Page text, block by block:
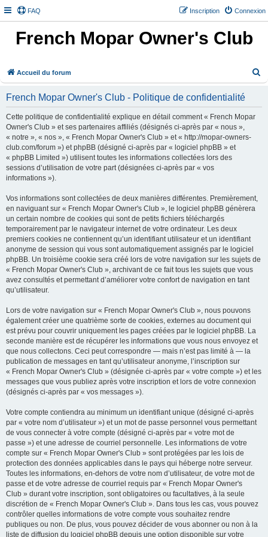
FAQ Connexion
Inscription
French Mopar Owner's Club
Accueil du forum
French Mopar Owner's Club - Politique de confidentialité
Cette politique de confidentialité explique en détail comment « French Mopar
Owner's Club » et ses partenaires affiliés (désignés ci-après par « nous »,
« notre », « nos », « French Mopar Owner's Club » et « http://mopar-owners-
club.com/forum ») et phpBB (désigné ci-après par « logiciel phpBB » et
« phpBB Limited ») utilisent toutes les informations collectées lors des
sessions d’utilisation de votre part (désignées ci-après par « vos
informations »).
Vos informations sont collectées de deux manières différentes. Premièrement,
en naviguant sur « French Mopar Owner's Club », le logiciel phpBB génèrera
un certain nombre de cookies qui sont de petits fichiers téléchargés
temporairement par le navigateur internet de votre ordinateur. Les deux
premiers cookies ne contiennent qu’un identifiant utilisateur et un identifiant
anonyme de session qui vous sont automatiquement assignés par le logiciel
phpBB. Un troisième cookie sera créé lors de votre navigation sur les sujets de
« French Mopar Owner's Club », archivant de ce fait tous les sujets que vous
avez consultés et permettant d’améliorer votre confort de navigation en tant
qu’utilisateur.
Lors de votre navigation sur « French Mopar Owner's Club », nous pouvons
également créer une quatrième sorte de cookies, externes au document qui
est prévu pour couvrir uniquement les pages créées par le logiciel phpBB. La
seconde manière est de récupérer les informations que vous nous envoyez et
que nous collectons. Ceci peut correspondre — mais n’est pas limité à — la
publication de messages en tant qu’utilisateur anonyme, l’inscription sur
« French Mopar Owner's Club » (désignée ci-après par « votre compte ») et les
messages que vous publiez après votre inscription et lors de votre connexion
(désignés ci-après par « vos messages »).
Votre compte contiendra au minimum un identifiant unique (désigné ci-après
par « votre nom d’utilisateur ») et un mot de passe personnel vous permettant
de vous connecter à votre compte (désigné ci-après par « votre mot de
passe ») et une adresse de courriel personnelle. Les informations de votre
compte sur « French Mopar Owner's Club » sont protégées par les lois de
protection des données applicables dans le pays qui héberge notre serveur.
Toutes les informations, en-dehors de votre nom d’utilisateur, de votre mot de
passe et de votre adresse de courriel requis par « French Mopar Owner's
Club » durant votre inscription, sont obligatoires ou facultatives, à la seule
discrétion de « French Mopar Owner's Club ». Dans tous les cas, vous pouvez
contrôler quelles informations de votre compte vous souhaitez rendre
publiques ou non. De plus, vous pouvez décider de vous abonner ou non à la
liste de diffusion du logiciel phpBB depuis une option disponible sur votre